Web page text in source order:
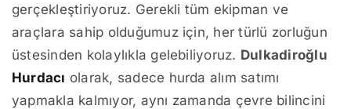
gerçekleştiriyoruz. Gerekli tüm ekipman ve
araçlara sahip olduğumuz için, her türlü zorluğun
üstesinden kolaylıkla gelebiliyoruz. Dulkadiroğlu
Hurdacı olarak, sadece hurda alım satımı
yapmakla kalmıyor, aynı zamanda çevre bilincini